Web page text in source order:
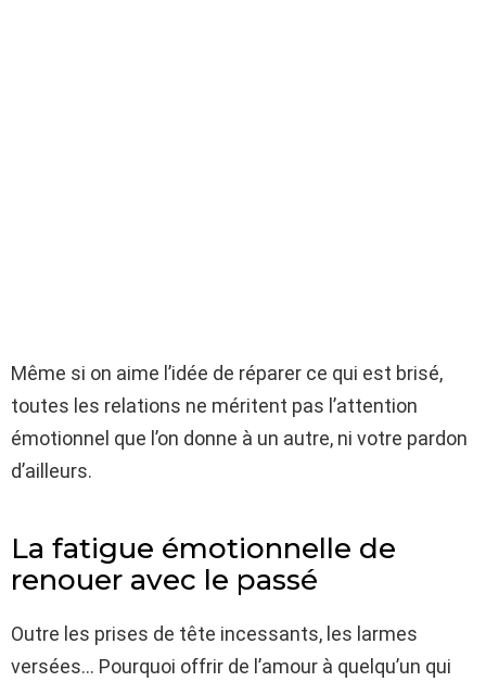
Même si on aime l’idée de réparer ce qui est brisé,
toutes les relations ne méritent pas l’attention
émotionnel que l’on donne à un autre, ni votre pardon
d’ailleurs.
La fatigue émotionnelle de
renouer avec le passé
Outre les prises de tête incessants, les larmes
versées… Pourquoi offrir de l’amour à quelqu’un qui